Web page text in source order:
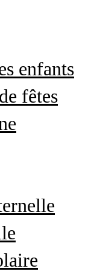
enfants
fêtes